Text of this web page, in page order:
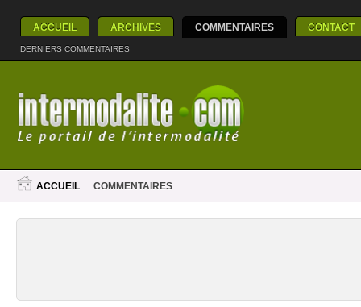
ACCUEIL ARCHIVES COMMENTAIRES CONTACT
DERNIERS COMMENTAIRES
ACCUEIL COMMENTAIRES